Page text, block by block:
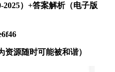
2025）+答案解析（电子版
资源随时可能被和谐）